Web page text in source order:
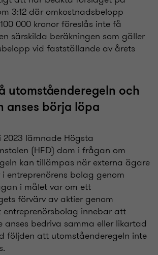
3:12 där omkostnadsbelopp
000 kronor föreslås inte få
särskilda beräkningen som gäller
vid fastställande av årets
utomståenderegeln och
anses börja löpa
2023 lämnade Högsta
(HFD) dom i frågan om
kan tillämpas när externa ägare
entreprenörens bolag genom
i målet var om ett
förvärv av aktier genom
entreprenörsbolag innebar att
anses bedriva samma eller likartad
följden att utomståenderegeln inte